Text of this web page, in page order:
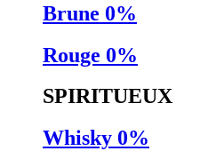
Brune 0%
Rouge 0%
SPIRITUEUX
Whisky 0%